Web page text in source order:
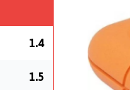
1.4
1.5